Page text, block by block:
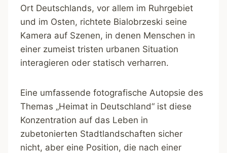
Ort Deutschlands, vor allem im Ruhrgebiet
und im Osten, richtete Bialobrzeski seine
Kamera auf Szenen, in denen Menschen in
einer zumeist tristen urbanen Situation
interagieren oder statisch verharren.
Eine umfassende fotografische Autopsie des
Themas „Heimat in Deutschland“ ist diese
Konzentration auf das Leben in
zubetonierten Stadtlandschaften sicher
nicht, aber eine Position, die nach einer